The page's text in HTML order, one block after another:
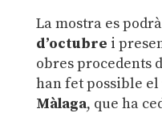
La mostra es
d’octubre i
obres procedents
han fet possible
Màlaga, que ha